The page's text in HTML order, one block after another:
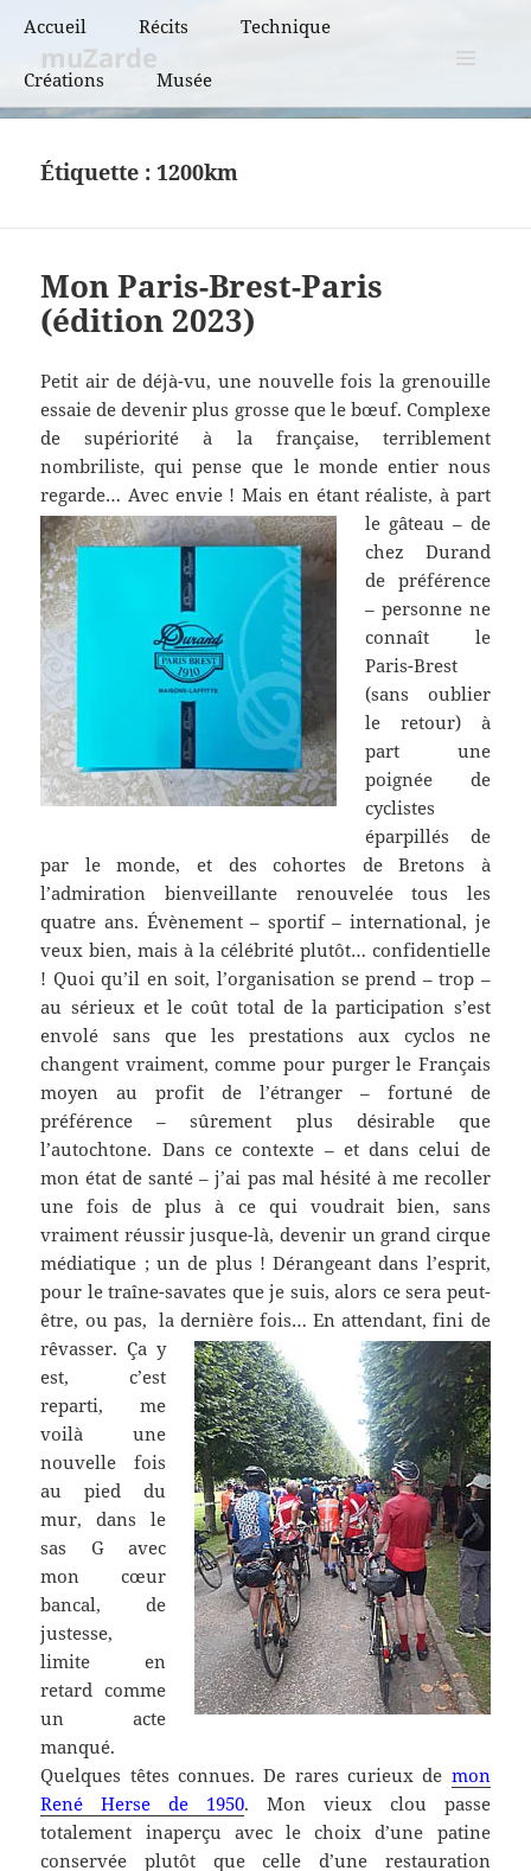
Accueil Récits
BCN et BPF
PBP
Flèches de France
Technique
Créations Musée
muZarde
ET
Étiquette : 1200km
Mon Paris-Brest-Paris
(édition 2023)
Petit air de déjà-vu, une nouvelle fois la grenouille
essaie de devenir plus grosse que le bœuf. Complexe
de supériorité à la française, terriblement
nombriliste, qui pense que le monde entier nous
regarde… Avec envie ! Mais en étant réaliste, à part
le gâteau – de
chez Durand
de préférence
– personne ne
connaît le
Paris-Brest
(sans oublier
le retour) à
part une
poignée de
cyclistes
éparpillés de
par le monde, et des cohortes de Bretons à
l’admiration bienveillante renouvelée tous les
quatre ans. Évènement – sportif – international, je
veux bien, mais à la célébrité plutôt… confidentielle
! Quoi qu’il en soit, l’organisation se prend – trop –
au sérieux et le coût total de la participation s’est
envolé sans que les prestations aux cyclos ne
changent vraiment, comme pour purger le Français
moyen au profit de l’étranger – fortuné de
préférence – sûrement plus désirable que
l’autochtone. Dans ce contexte – et dans celui de
mon état de santé – j’ai pas mal hésité à me recoller
une fois de plus à ce qui voudrait bien, sans
vraiment réussir jusque-là, devenir un grand cirque
médiatique ; un de plus ! Dérangeant dans l’esprit,
pour le traîne-savates que je suis, alors ce sera peut-
être, ou pas, la dernière fois… En attendant, fini de
rêvasser. Ça y
est, c’est
reparti, me
voilà une
nouvelle fois
au pied du
mur, dans le
sas G avec
mon cœur
bancal, de
justesse,
limite en
retard comme
un acte
manqué.
Quelques têtes connues. De rares curieux de mon
René Herse de 1950. Mon vieux clou passe
totalement inaperçu avec le choix d’une patine
conservée plutôt que celle d’une restauration